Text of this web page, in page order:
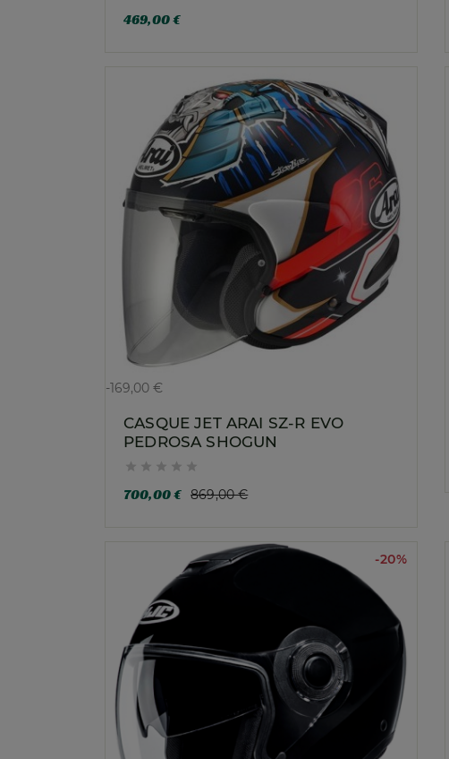
469,00 €
-169,00 €
CASQUE JET ARAI SZ-R EVO
PEDROSA SHOGUN
    
700,00 € 869,00 €
-20%